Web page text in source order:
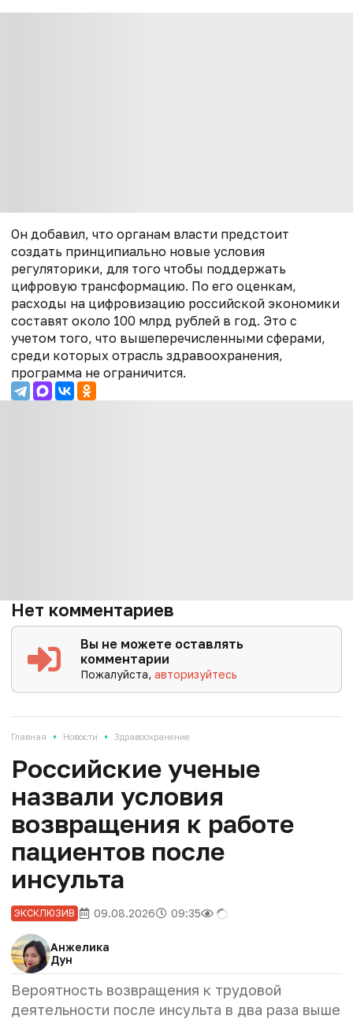
Он добавил, что органам власти предстоит
создать принципиально новые условия
регуляторики, для того чтобы поддержать
цифровую трансформацию. По его оценкам,
расходы на цифровизацию российской экономики
составят около 100 млрд рублей в год. Это с
учетом того, что вышеперечисленными сферами,
среди которых отрасль здравоохранения,
программа не ограничится.
Нет комментариев
Вы не можете оставлять
комментарии
Пожалуйста,авторизуйтесь
Главная • Новости • Здравоохранение
Российские ученые
назвали условия
возвращения к работе
пациентов после
инсульта
ЭКСКЛЮЗИВ 09.08.2026 09:35
Анжелика
Дун
Вероятность возвращения к трудовой
деятельности после инсульта в два раза выше